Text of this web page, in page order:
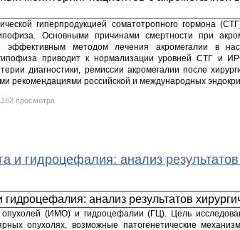
гиперпродукцией соматотропного гормона
Основными причинами смертности при
эффективным методом лечения акромегалии в
приводит к нормализации уровней СТГ и
диагностики, ремиссии акромегалии после
рекомендациями российской и международных
просмотра
и гидроцефалия: анализ результатов
(ИМО) и гидроцефалии (ГЦ). Цель
опухолях, возможные патогенетические